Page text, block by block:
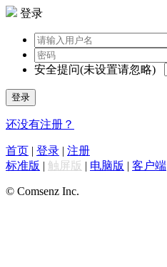
登录
安全提问(未设置请忽略)
登录
还没有注册？
首页 | 登录 | 注册
标准版 | 触屏版 | 电脑版 | 客户端
© Comsenz Inc.